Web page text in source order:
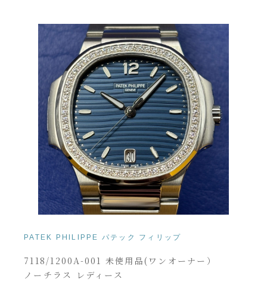
PATEK PHILIPPE パテック フィリップ
7118/1200A-001 未使用品(ワンオーナー）
ノーチラス レディース